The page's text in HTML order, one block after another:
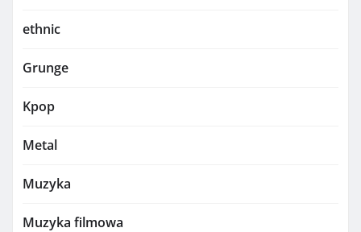
ethnic
Grunge
Kpop
Metal
Muzyka
Muzyka filmowa